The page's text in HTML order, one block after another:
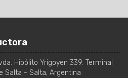
Hipólito Yrigoyen 339. Terminal
Salta - Salta, Argentina